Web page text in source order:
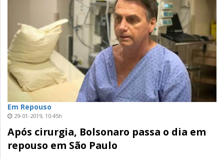
Em Repouso
29-01-2019, 10:45h
Após cirurgia, Bolsonaro passa o dia em
repouso em São Paulo